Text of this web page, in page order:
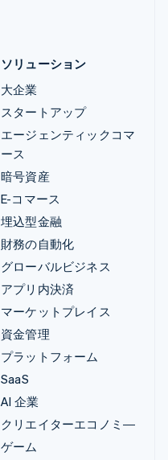
ソリューション
大企業
スタートアップ
エージェンティックコマ
ース
暗号資産
E-コマース
埋込型金融
財務の自動化
グローバルビジネス
アプリ内決済
マーケットプレイス
資金管理
プラットフォーム
SaaS
AI 企業
クリエイターエコノミ―
ゲーム